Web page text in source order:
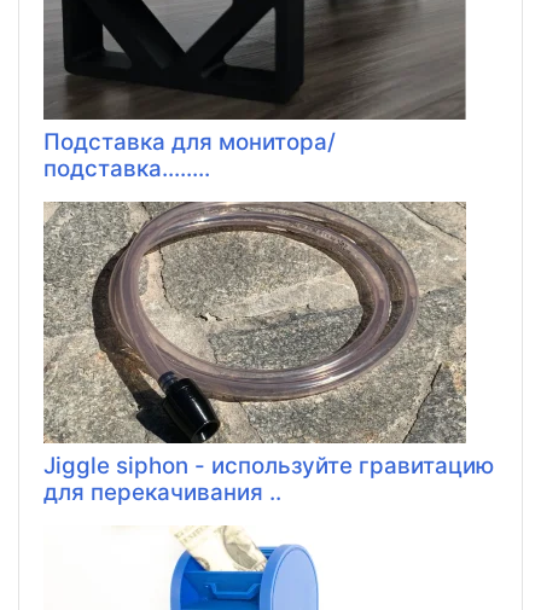
Подставка для монитора/
подставка........
Jiggle siphon - используйте гравитацию
для перекачивания ..